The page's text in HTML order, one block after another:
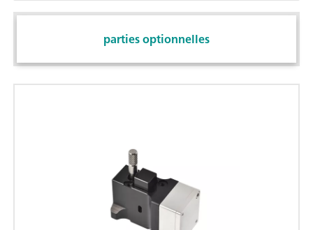
parties optionnelles